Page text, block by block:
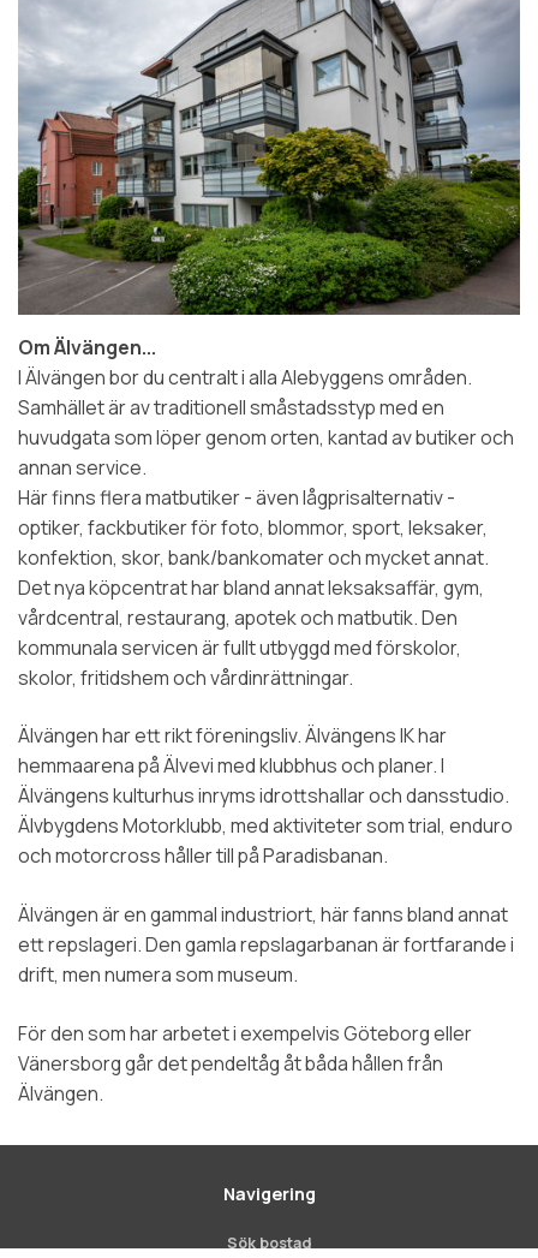
Om Älvängen...
I Älvängen bor du centralt i alla Alebyggens områden.
Samhället är av traditionell småstadsstyp med en
huvudgata som löper genom orten, kantad av butiker och
annan service.
Här finns flera matbutiker - även lågprisalternativ -
optiker, fackbutiker för foto, blommor, sport, leksaker,
konfektion, skor, bank/bankomater och mycket annat.
Det nya köpcentrat har bland annat leksaksaffär, gym,
vårdcentral, restaurang, apotek och matbutik. Den
kommunala servicen är fullt utbyggd med förskolor,
skolor, fritidshem och vårdinrättningar.
Älvängen har ett rikt föreningsliv. Älvängens IK har
hemmaarena på Älvevi med klubbhus och planer. I
Älvängens kulturhus inryms idrottshallar och dansstudio.
Älvbygdens Motorklubb, med aktiviteter som trial, enduro
och motorcross håller till på Paradisbanan.
Älvängen är en gammal industriort, här fanns bland annat
ett repslageri. Den gamla repslagarbanan är fortfarande i
drift, men numera som museum.
För den som har arbetet i exempelvis Göteborg eller
Vänersborg går det pendeltåg åt båda hållen från
Älvängen.
Navigering
Sök bostad